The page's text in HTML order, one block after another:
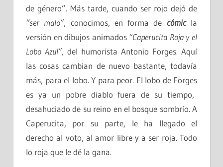
de género”. Más tarde, cuando ser rojo dejó de
“ser malo”, conocimos, en forma de cómic la
versión en dibujos animados “Caperucita Roja y el
Lobo Azul”, del humorista Antonio Forges. Aquí
las cosas cambian de nuevo bastante, todavía
más, para el lobo. Y para peor. El lobo de Forges
es ya un pobre diablo fuera de su tiempo,
desahuciado de su reino en el bosque sombrío. A
Caperucita, por su parte, le ha llegado el
derecho al voto, al amor libre y a ser roja. Todo
lo roja que le dé la gana.